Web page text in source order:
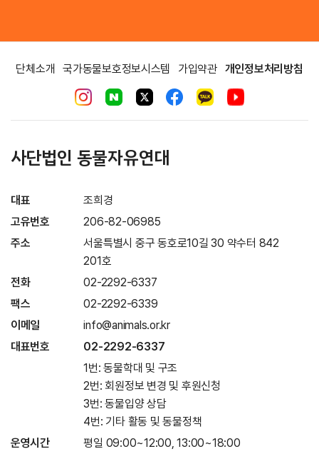
단체소개 국가동물보호정보시스템 가입약관 개인정보처리방침
사단법인 동물자유연대
대표
조희경
고유번호
206-82-06985
주소
서울특별시 중구 동호로10길 30 약수터 842
201호
전화
02-2292-6337
팩스
02-2292-6339
이메일
info@animals.or.kr
대표번호
02-2292-6337
1번: 동물학대 및 구조
2번: 회원정보 변경 및 후원신청
3번: 동물입양 상담
4번: 기타 활동 및 동물정책
운영시간
평일 09:00~12:00, 13:00~18:00